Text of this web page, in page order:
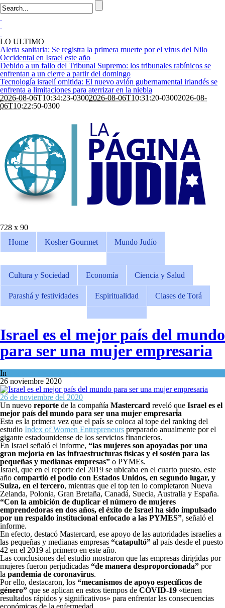
LO ULTIMO
Alerta sanitaria: Se registra la primera muerte por el virus del Nilo
Occidental en Israel este año
Debido a un fallo del Tribunal Supremo: los tribunales rabínicos se
enfrentan a un cierre a partir del domingo
Tecnología israelí omitida: El nuevo avión gubernamental irlandés se
enfrenta a limitaciones para aterrizar en la niebla
2026-08-06T10:34:23-03002026-08-06T10:31:20-03002026-08-
06T10:22:50-0300
728 x 90
Home
Kosher Gourmet Mundo Judío
Cultura y Sociedad Economía Ciencia y Salud
Parashá y festividades Espiritualidad Clases de Torá
Israel es el mejor país del mundo
para ser una mujer empresaria
In
26 noviembre 2020
26 de noviembre del 2020
Un nuevo reporte de la compañía Mastercard reveló que Israel es el
mejor país del mundo para ser una mujer empresaria
Esta es la primera vez que el país se coloca al tope del ranking del
estudio Index of Women Entrepreneurs preparado anualmente por el
gigante estadounidense de los servicios financieros.
En Israel señaló el informe, “las mujeres son apoyadas por una
gran mejoría en las infraestructuras físicas y el sostén para las
pequeñas y medianas empresas” o PYMEs.
Israel, que en el reporte del 2019 se ubicaba en el cuarto puesto, este
año compartió el podio con Estados Unidos, en segundo lugar, y
Suiza, en el tercero, mientras que el top ten lo completaron Nueva
Zelanda, Polonia, Gran Bretaña, Canadá, Suecia, Australia y España.
“Con la ambición de duplicar el número de mujeres
emprendedoras en dos años, el éxito de Israel ha sido impulsado
por un respaldo institucional enfocado a las PYMES”, señaló el
informe.
En efecto, destacó Mastercard, ese apoyo de las autoridades israelíes a
las pequeñas y medianas empresas “catapultó” al país desde el puesto
42 en el 2019 al primero en este año.
Las conclusiones del estudio mostraron que las empresas dirigidas por
mujeres fueron perjudicadas “de manera desproporcionada” por
la pandemia de coronavirus.
Por ello, destacaron, los “mecanismos de apoyo específicos de
género” que se aplican en estos tiempos de COVID-19 «tienen
resultados rápidos y significativos» para enfrentar las consecuencias